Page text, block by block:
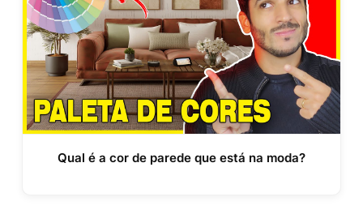
Qual é a cor de parede que está na moda?